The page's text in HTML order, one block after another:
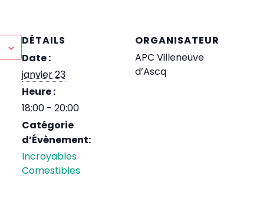
DÉTAILS
Date :
janvier 23
Heure :
18:00 - 20:00
Catégorie
d’Évènement:
Incroyables
Comestibles
ORGANISATEUR
APC Villeneuve
d’Ascq